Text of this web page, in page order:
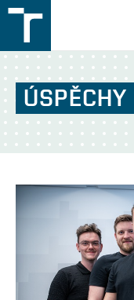
v
Brně
ÚSPĚCHY